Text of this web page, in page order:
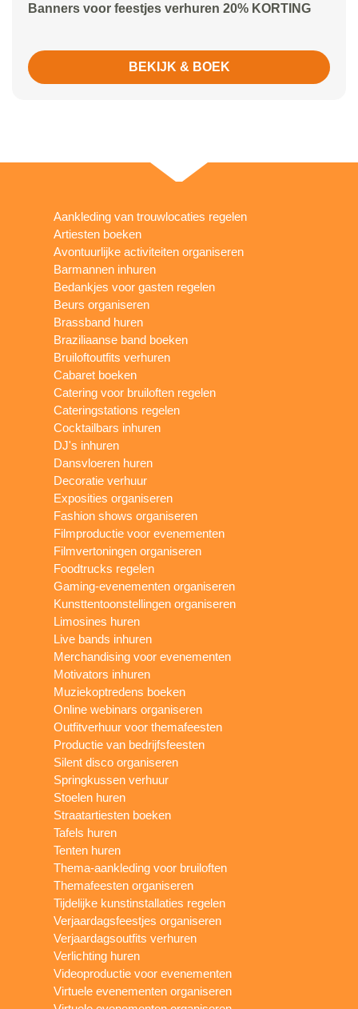
Banners voor feestjes verhuren 20% KORTING
BEKIJK & BOEK
Aankleding van trouwlocaties regelen
Artiesten boeken
Avontuurlijke activiteiten organiseren
Barmannen inhuren
Bedankjes voor gasten regelen
Beurs organiseren
Brassband huren
Braziliaanse band boeken
Bruiloftoutfits verhuren
Cabaret boeken
Catering voor bruiloften regelen
Cateringstations regelen
Cocktailbars inhuren
DJ's inhuren
Dansvloeren huren
Decoratie verhuur
Exposities organiseren
Fashion shows organiseren
Filmproductie voor evenementen
Filmvertoningen organiseren
Foodtrucks regelen
Gaming-evenementen organiseren
Kunsttentoonstellingen organiseren
Limosines huren
Live bands inhuren
Merchandising voor evenementen
Motivators inhuren
Muziekoptredens boeken
Online webinars organiseren
Outfitverhuur voor themafeesten
Productie van bedrijfsfeesten
Silent disco organiseren
Springkussen verhuur
Stoelen huren
Straatartiesten boeken
Tafels huren
Tenten huren
Thema-aankleding voor bruiloften
Themafeesten organiseren
Tijdelijke kunstinstallaties regelen
Verjaardagsfeestjes organiseren
Verjaardagsoutfits verhuren
Verlichting huren
Videoproductie voor evenementen
Virtuele evenementen organiseren